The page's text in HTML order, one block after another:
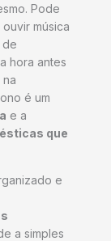
Pode
música
de
hora antes
é um
e a
que
e
a simples